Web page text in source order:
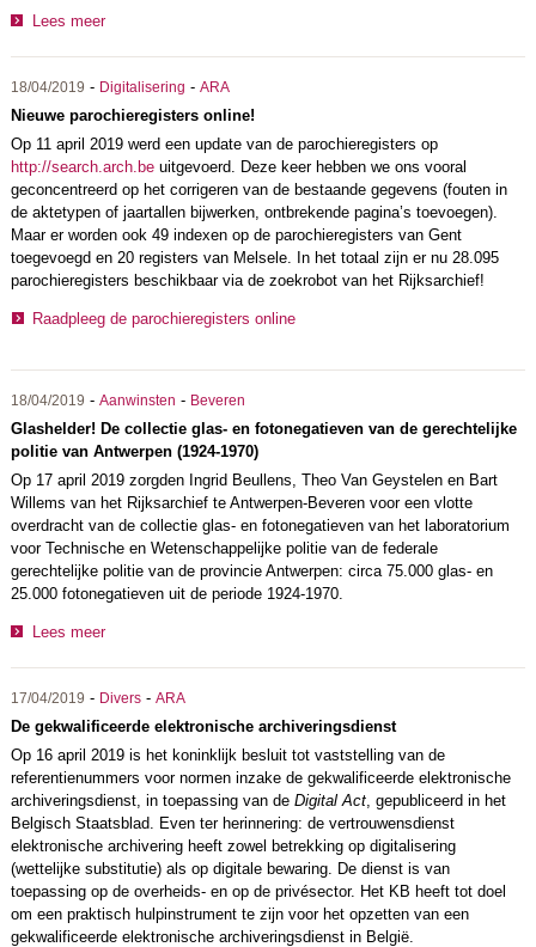
Lees meer
18/04/2019 - Digitalisering - ARA
Nieuwe parochieregisters online!
Op 11 april 2019 werd een update van de parochieregisters op
http://search.arch.beuitgevoerd. Deze keer hebben we ons vooral
geconcentreerd op het corrigeren van de bestaande gegevens (fouten in
de aktetypen of jaartallen bijwerken, ontbrekende pagina’s toevoegen).
Maar er worden ook 49 indexen op de parochieregisters van Gent
toegevoegd en 20 registers van Melsele. In het totaal zijn er nu 28.095
parochieregisters beschikbaar via de zoekrobot van het Rijksarchief!
Raadpleeg de parochieregisters online
18/04/2019 - Aanwinsten - Beveren
Glashelder! De collectie glas- en fotonegatieven van de gerechtelijke
politie van Antwerpen (1924-1970)
Op 17 april 2019 zorgden Ingrid Beullens, Theo Van Geystelen en Bart
Willems van het Rijksarchief te Antwerpen-Beveren voor een vlotte
overdracht van de collectie glas- en fotonegatieven van het laboratorium
voor Technische en Wetenschappelijke politie van de federale
gerechtelijke politie van de provincie Antwerpen: circa 75.000 glas- en
25.000 fotonegatieven uit de periode 1924-1970.
Lees meer
17/04/2019 - Divers- ARA
De gekwalificeerde elektronische archiveringsdienst
Op 16 april 2019 is het koninklijk besluit tot vaststelling van de
referentienummers voor normen inzake de gekwalificeerde elektronische
archiveringsdienst, in toepassing van de Digital Act, gepubliceerd in het
Belgisch Staatsblad. Even ter herinnering: de vertrouwensdienst
elektronische archivering heeft zowel betrekking op digitalisering
(wettelijke substitutie) als op digitale bewaring. De dienst is van
toepassing op de overheids- en op de privésector. Het KB heeft tot doel
om een praktisch hulpinstrument te zijn voor het opzetten van een
gekwalificeerde elektronische archiveringsdienst in België.